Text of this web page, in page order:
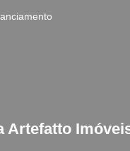
Artefatto